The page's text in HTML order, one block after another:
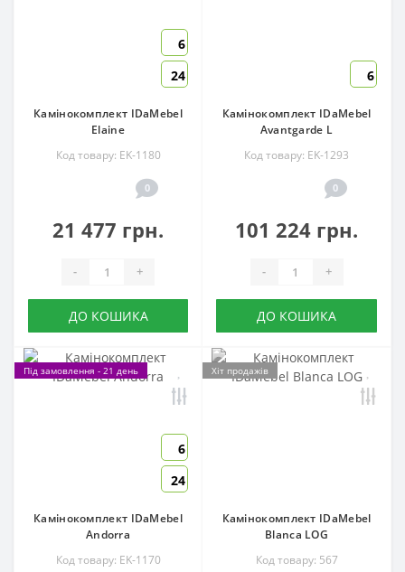
6
24
Камінокомплект IDaMebel
Elaine
Код товару: EK-1180
0
21 477 грн.
- +
ДО КОШИКА
6
Камінокомплект IDaMebel
Avantgarde L
Код товару: EK-1293
0
101 224 грн.
- +
ДО КОШИКА
Під замовлення - 21 день
6
24
Камінокомплект IDaMebel
Andorra
Код товару: EK-1170
Хіт продажів
Камінокомплект IDaMebel
Blanca LOG
Код товару: 567